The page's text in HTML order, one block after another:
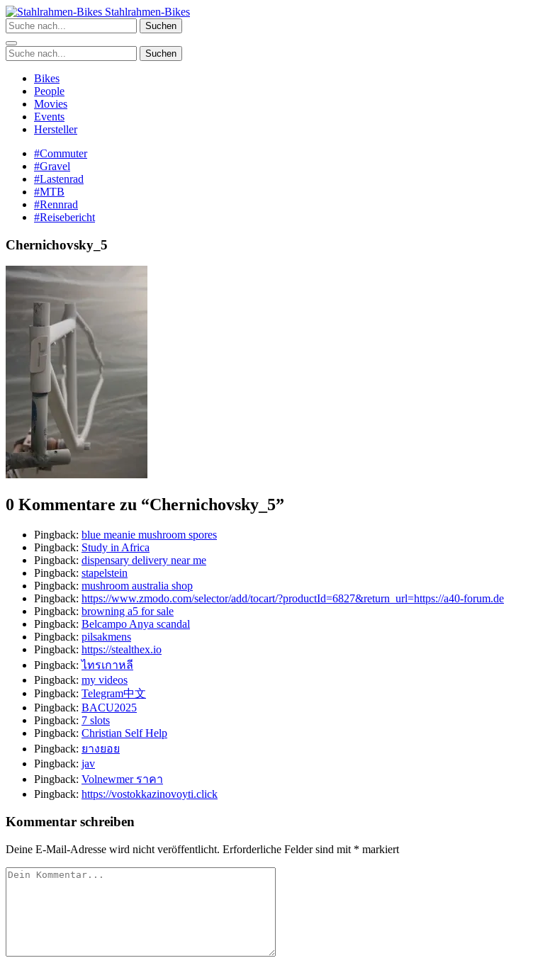
Zum
Inhalt
springen
Stahlrahmen-Bikes
Suchen
Suchen
Bikes
People
Movies
Events
Hersteller
#Commuter
#Gravel
#Lastenrad
#MTB
#Rennrad
#Reisebericht
Chernichovsky_5
0 Kommentare zu “Chernichovsky_5”
Pingback: blue meanie mushroom spores
Pingback: Study in Africa
Pingback: dispensary delivery near me
Pingback: stapelstein
Pingback: mushroom australia shop
Pingback: https://www.zmodo.com/selector/add/tocart/?productId=6827&return_url=https://a40-forum.de
Pingback: browning a5 for sale
Pingback: Belcampo Anya scandal
Pingback: pilsakmens
Pingback: https://stealthex.io
Pingback:ไทรเกาหลี
Pingback: my videos
Pingback: Telegram中文
Pingback: BACU2025
Pingback: 7 slots
Pingback: Christian Self Help
Pingback: ยางยอย
Pingback: jav
Pingback: Volnewmer ราคา
Pingback: https://vostokkazinovoyti.click
Kommentar schreiben
Deine E-Mail-Adresse wird nicht veröffentlicht. Erforderliche Felder sind mit * markiert